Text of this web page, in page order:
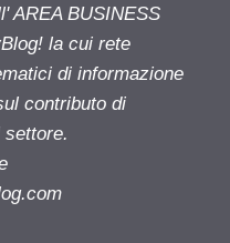
AREA BUSINESS
la cui rete
di informazione
contributo di